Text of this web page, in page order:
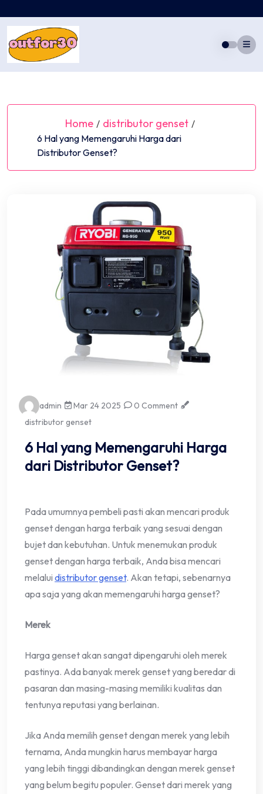
to
content
Home / distributor genset /
6 Hal yang Memengaruhi Harga dari
Distributor Genset?
admin Mar 24 2025
0 Comment
distributor genset
6 Hal yang Memengaruhi Harga
dari Distributor Genset?
Pada umumnya pembeli pasti akan mencari produk
genset dengan harga terbaik yang sesuai dengan
bujet dan kebutuhan. Untuk menemukan produk
genset dengan harga terbaik, Anda bisa mencari
melalui distributor genset. Akan tetapi, sebenarnya
apa saja yang akan memengaruhi harga genset?
Merek
Harga genset akan sangat dipengaruhi oleh merek
pastinya. Ada banyak merek genset yang beredar di
pasaran dan masing-masing memiliki kualitas dan
tentunya reputasi yang berlainan.
Jika Anda memilih genset dengan merek yang lebih
ternama, Anda mungkin harus membayar harga
yang lebih tinggi dibandingkan dengan merek genset
yang belum begitu populer. Genset dari merek yang